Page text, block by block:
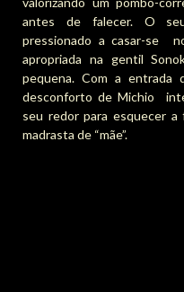
antes de falecer. O seu
pressionado a casar-se
apropriada na gentil
pequena. Com a entrada
desconforto de Michio
seu redor para esquecer a
madrasta de “mãe”.